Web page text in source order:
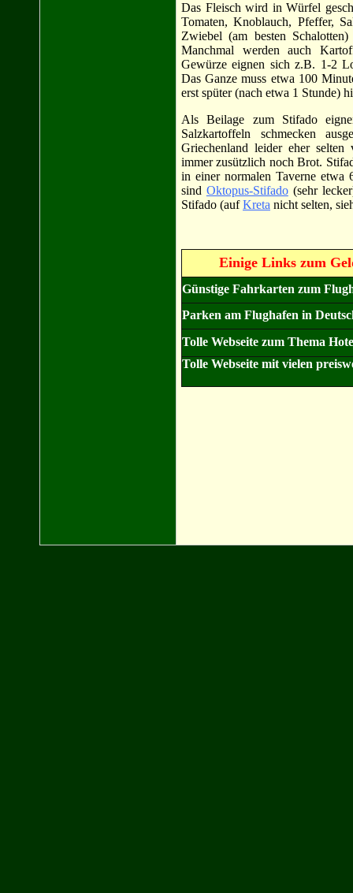
Das Fleisch wird in Würfel
Tomaten, Knoblauch, Pfeffer,
Zwiebel (am besten
Manchmal werden auch
Gewürze eignen sich z.B. 1-2
Das Ganze muss etwa 100
erst spüter (nach etwa 1 Stunde)
Als Beilage zum Stifado
Salzkartoffeln schmecken
Griechenland leider eher
immer zusützlich noch Brot.
in einer normalen Taverne etwa
sind Oktopus-Stifado(sehr
Stifado (aufKreta nicht selten,
Einige Links zum
Günstige Fahrkarten zum
Parken am Flughafen in
Tolle Webseite zum Thema
Tolle Webseite mit vielen